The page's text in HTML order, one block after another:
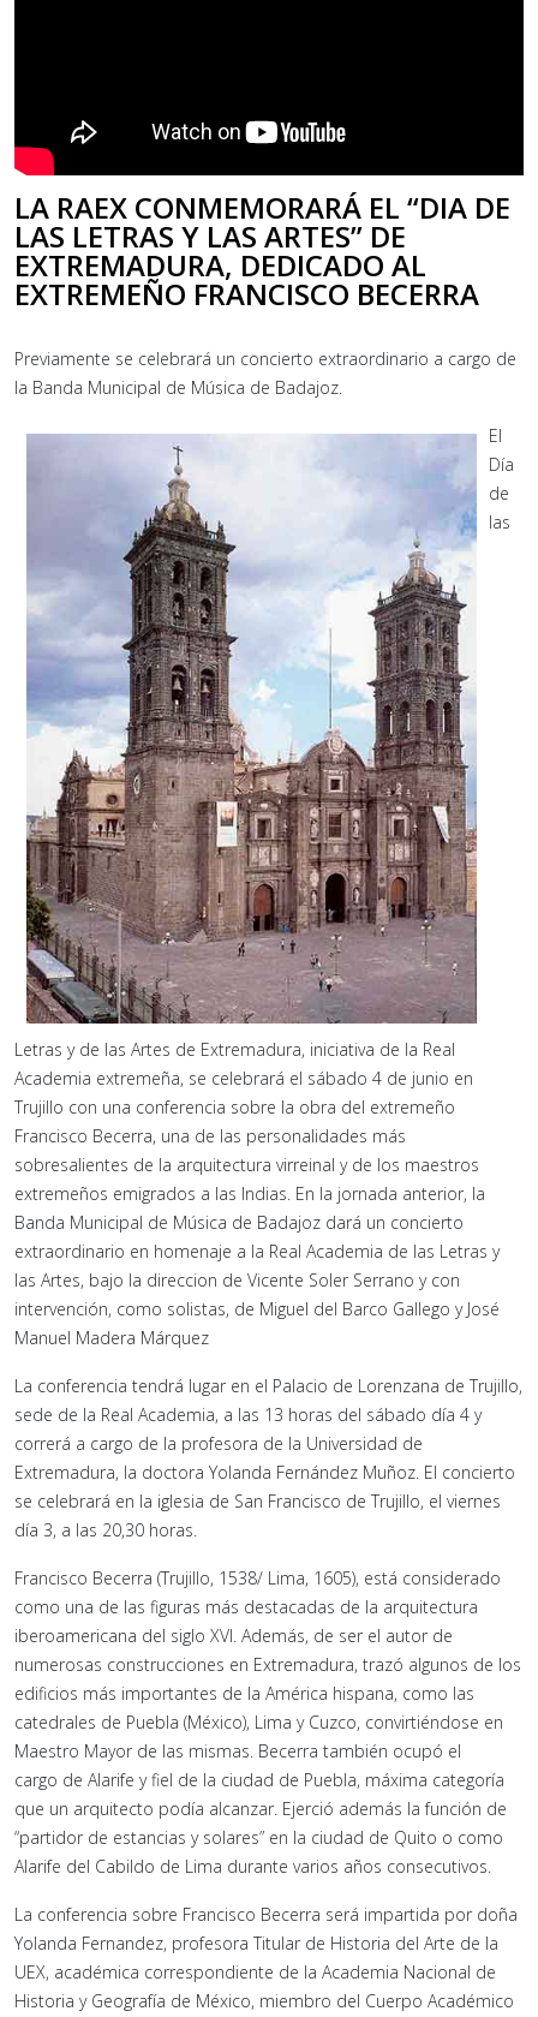
LA RAEX CONMEMORARÁ EL “DIA DE
LAS LETRAS Y LAS ARTES” DE
EXTREMADURA, DEDICADO AL
EXTREMEÑO FRANCISCO BECERRA
Previamente se celebrará un concierto extraordinario a cargo de
la Banda Municipal de Música de Badajoz.
El
Día
de
las
Letras y de las Artes de Extremadura, iniciativa de la Real
Academia extremeña, se celebrará el sábado 4 de junio en
Trujillo con una conferencia sobre la obra del extremeño
Francisco Becerra, una de las personalidades más
sobresalientes de la arquitectura virreinal y de los maestros
extremeños emigrados a las Indias. En la jornada anterior, la
Banda Municipal de Música de Badajoz dará un concierto
extraordinario en homenaje a la Real Academia de las Letras y
las Artes, bajo la direccion de Vicente Soler Serrano y con
intervención, como solistas, de Miguel del Barco Gallego y José
Manuel Madera Márquez
La conferencia tendrá lugar en el Palacio de Lorenzana de Trujillo,
sede de la Real Academia, a las 13 horas del sábado día 4 y
correrá a cargo de la profesora de la Universidad de
Extremadura, la doctora Yolanda Fernández Muñoz. El concierto
se celebrará en la iglesia de San Francisco de Trujillo, el viernes
día 3, a las 20,30 horas.
Francisco Becerra (Trujillo, 1538/ Lima, 1605), está considerado
como una de las figuras más destacadas de la arquitectura
iberoamericana del siglo XVI. Además, de ser el autor de
numerosas construcciones en Extremadura, trazó algunos de los
edificios más importantes de la América hispana, como las
catedrales de Puebla (México), Lima y Cuzco, convirtiéndose en
Maestro Mayor de las mismas. Becerra también ocupó el
cargo de Alarife y fiel de la ciudad de Puebla, máxima categoría
que un arquitecto podía alcanzar. Ejerció además la función de
“partidor de estancias y solares” en la ciudad de Quito o como
Alarife del Cabildo de Lima durante varios años consecutivos.
La conferencia sobre Francisco Becerra será impartida por doña
Yolanda Fernandez, profesora Titular de Historia del Arte de la
UEX, académica correspondiente de la Academia Nacional de
Historia y Geografía de México, miembro del Cuerpo Académico